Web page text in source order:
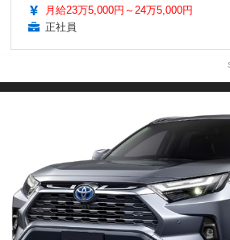
月給23万5,000円～24万5,000円
正社員